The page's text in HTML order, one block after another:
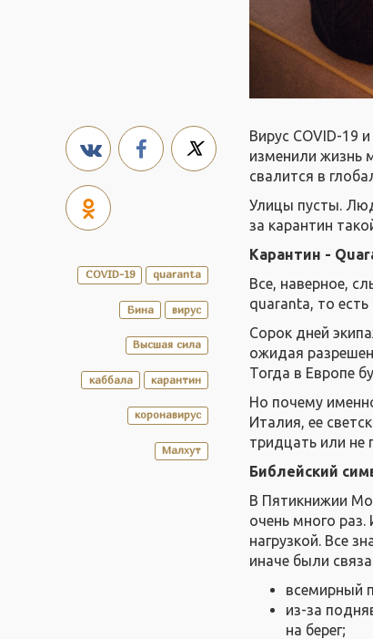
COVID-19 quaranta
Бина вирус
Высшая сила
каббала карантин
коронавирус
Малхут
Вирус COVID-19
изменили жизнь
свалится в
Улицы пусты.
за карантин
Карантин -
Все, наверное,
quaranta, то
Сорок дней
ожидая
Тогда в Европе
Но почему
Италия, ее
тридцать или не
Библейский
В Пятикнижии
очень много
нагрузкой. Все
иначе были
всемирный
из-за
на берег;